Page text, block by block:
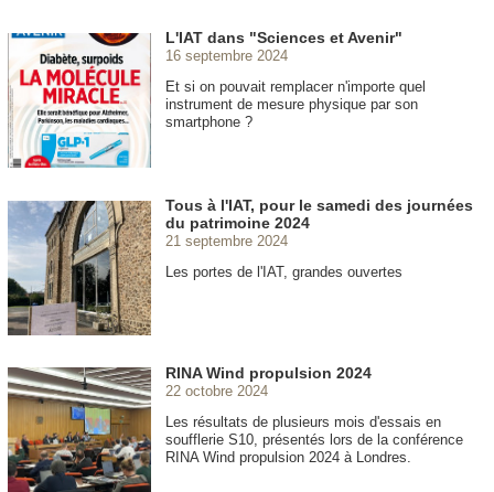
L'IAT dans "Sciences et Avenir"
16 septembre 2024
Et si on pouvait remplacer n'importe quel
instrument de mesure physique par son
smartphone ?
Tous à l'IAT, pour le samedi des journées
du patrimoine 2024
21 septembre 2024
Les portes de l'IAT, grandes ouvertes
RINA Wind propulsion 2024
22 octobre 2024
Les résultats de plusieurs mois d'essais en
soufflerie S10, présentés lors de la conférence
RINA Wind propulsion 2024 à Londres.